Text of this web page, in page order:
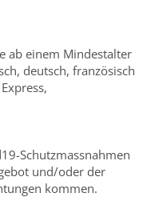
ab einem Mindestalter
deutsch, französisch
Schutzmassnahmen
und/oder der
kommen.